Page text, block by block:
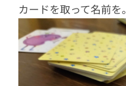
カードを取って名前を。